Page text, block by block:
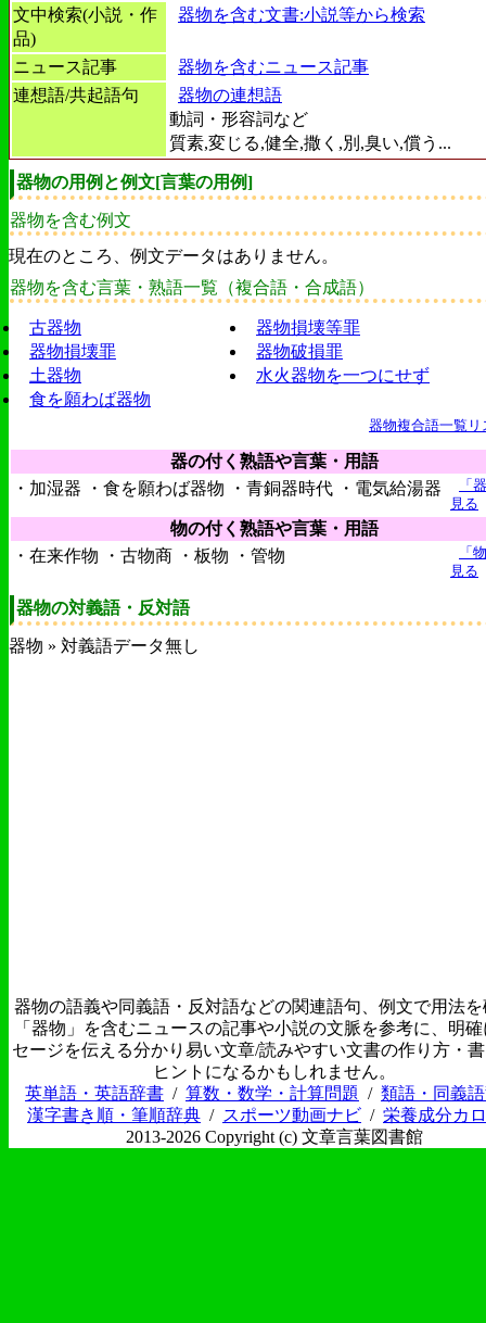
文中検索(小説・作
品)
器物を含む文書:小説等から検索
ニュース記事
器物を含むニュース記事
連想語/共起語句
器物の連想語
動詞・形容詞など
質素,変じる,健全,撒く,別,臭い,償う...
器物の用例と例文[言葉の用例]
器物を含む例文
現在のところ、例文データはありません。
器物を含む言葉・熟語一覧（複合語・合成語）
古器物
器物損壊罪
土器物
食を願わば器物
器物損壊等罪
器物破損罪
水火器物を一つにせず
器物複合語一覧リ
器の付く熟語や言葉・用語
・加湿器 ・食を願わば器物 ・青銅器時代 ・電気給湯器
「
見る
物の付く熟語や言葉・用語
・在来作物 ・古物商 ・板物 ・管物
「
見る
器物の対義語・反対語
器物 » 対義語データ無し
器物の語義や同義語・反対語などの関連語句、例文で用法
「器物」を含むニュースの記事や小説の文脈を参考に、明
セージを伝える分かり易い文章/読みやすい文書の作り方・
ヒントになるかもしれません。
英単語・英語辞書 / 算数・数学・計算問題 / 類語・同義
漢字書き順・筆順辞典 / スポーツ動画ナビ / 栄養成分カ
2013-2026 Copyright (c) 文章言葉図書館